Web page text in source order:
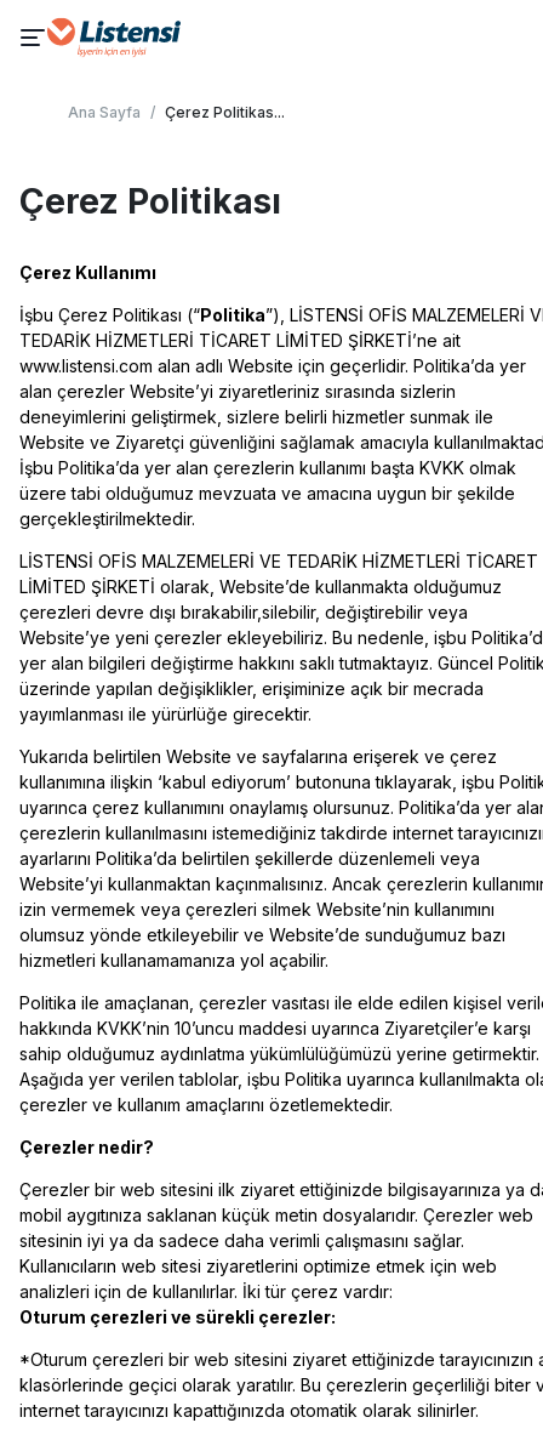
Ana Sayfa / Çerez Politikas...
Çerez Politikası
Çerez Kullanımı
İşbu Çerez Politikası (“Politika”), LİSTENSİ OFİS MALZEMELERİ
TEDARİK HİZMETLERİ TİCARET LİMİTED ŞİRKETİ’ne ait
www.listensi.com alan adlı Website için geçerlidir. Politika’da yer
alan çerezler Website’yi ziyaretleriniz sırasında sizlerin
deneyimlerini geliştirmek, sizlere belirli hizmetler sunmak ile
Website ve Ziyaretçi güvenliğini sağlamak amacıyla
İşbu Politika’da yer alan çerezlerin kullanımı başta KVKK olmak
üzere tabi olduğumuz mevzuata ve amacına uygun bir şekilde
gerçekleştirilmektedir.
LİSTENSİ OFİS MALZEMELERİ VE TEDARİK HİZMETLERİ TİCARET
LİMİTED ŞİRKETİ olarak, Website’de kullanmakta olduğumuz
çerezleri devre dışı bırakabilir,silebilir, değiştirebilir veya
Website’ye yeni çerezler ekleyebiliriz. Bu nedenle, işbu
yer alan bilgileri değiştirme hakkını saklı tutmaktayız. Güncel
üzerinde yapılan değişiklikler, erişiminize açık bir mecrada
yayımlanması ile yürürlüğe girecektir.
Yukarıda belirtilen Website ve sayfalarına erişerek ve çerez
kullanımına ilişkin ‘kabul ediyorum’ butonuna tıklayarak, işbu
uyarınca çerez kullanımını onaylamış olursunuz. Politika’da yer
çerezlerin kullanılmasını istemediğiniz takdirde internet
ayarlarını Politika’da belirtilen şekillerde düzenlemeli veya
Website’yi kullanmaktan kaçınmalısınız. Ancak çerezlerin
izin vermemek veya çerezleri silmek Website’nin kullanımını
olumsuz yönde etkileyebilir ve Website’de sunduğumuz bazı
hizmetleri kullanamamanıza yol açabilir.
Politika ile amaçlanan, çerezler vasıtası ile elde edilen kişisel
hakkında KVKK’nin 10’uncu maddesi uyarınca Ziyaretçiler’e karşı
sahip olduğumuz aydınlatma yükümlülüğümüzü yerine getirmektir.
Aşağıda yer verilen tablolar, işbu Politika uyarınca kullanılmakta
çerezler ve kullanım amaçlarını özetlemektedir.
Çerezler nedir?
Çerezler bir web sitesini ilk ziyaret ettiğinizde bilgisayarınıza ya
mobil aygıtınıza saklanan küçük metin dosyalarıdır. Çerezler web
sitesinin iyi ya da sadece daha verimli çalışmasını sağlar.
Kullanıcıların web sitesi ziyaretlerini optimize etmek için web
analizleri için de kullanılırlar. İki tür çerez vardır:
Oturum çerezleri ve sürekli çerezler:
*Oturum çerezleri bir web sitesini ziyaret ettiğinizde tarayıcınızın
klasörlerinde geçici olarak yaratılır. Bu çerezlerin geçerliliği biter
internet tarayıcınızı kapattığınızda otomatik olarak silinirler.